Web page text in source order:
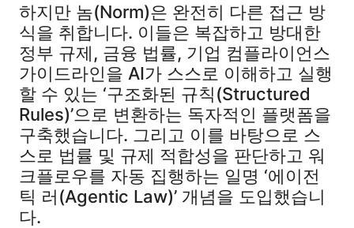
하지만 놈(Norm)은 완전히 다른 접근 방
식을 취합니다. 이들은 복잡하고 방대한
정부 규제, 금융 법률, 기업 컴플라이언스
가이드라인을 AI가 스스로 이해하고 실행
할 수 있는 ‘구조화된 규칙(Structured
Rules)’으로 변환하는 독자적인 플랫폼을
구축했습니다. 그리고 이를 바탕으로 스
스로 법률 및 규제 적합성을 판단하고 워
크플로우를 자동 집행하는 일명 ‘에이전
틱 러(Agentic Law)’ 개념을 도입했습니
다.